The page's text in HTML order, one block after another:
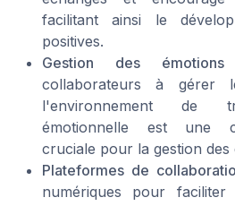
facilitant ainsi le
positives.
Gestion des
collaborateurs à gérer
l'environnement de
émotionnelle est une
cruciale pour la gestion des
Plateformes de
numériques pour